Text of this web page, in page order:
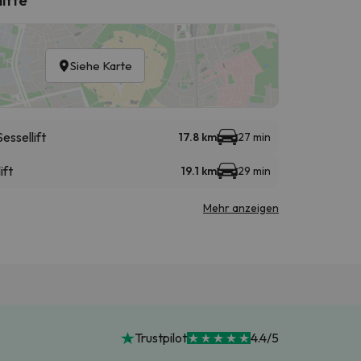
Siehe Karte
17.8 km 27 min
19.1 km 29 min
Mehr anzeigen
Trustpilot 4.4/5